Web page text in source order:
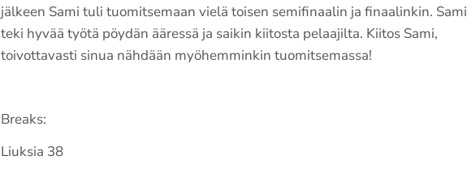
jälkeen Sami tuli tuomitsemaan vielä toisen semifinaalin ja finaalinkin. Sami
teki hyvää työtä pöydän ääressä ja saikin kiitosta pelaajilta. Kiitos Sami,
toivottavasti sinua nähdään myöhemminkin tuomitsemassa!
Breaks:
Liuksia 38